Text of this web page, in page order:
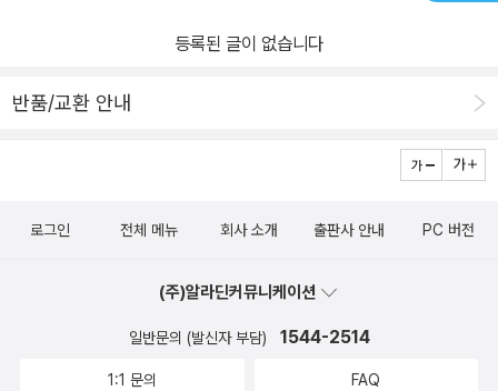
등록된 글이 없습니다
반품/교환 안내
로그인 전체 메뉴 회사 소개 출판사 안내 PC 버전
(주)알라딘커뮤니케이션
일반문의 (발신자 부담) 1544-2514
1:1 문의 FAQ